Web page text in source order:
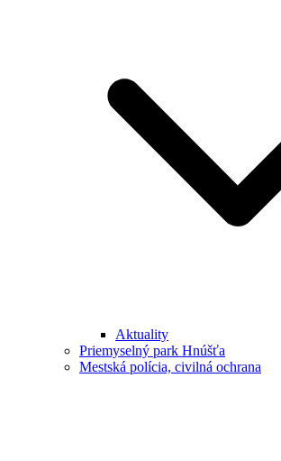
Aktuality
Priemyselný park Hnúšťa
Mestská polícia, civilná ochrana